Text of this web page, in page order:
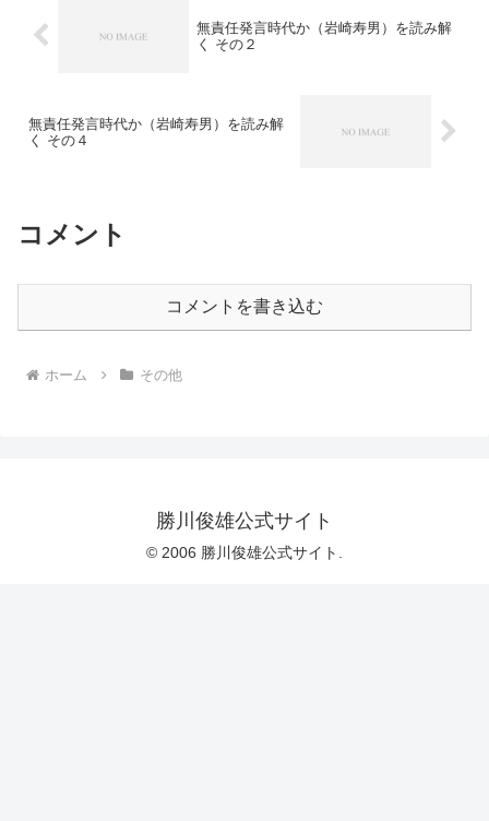
無責任発言時代か（岩崎寿男）を読み解
く その２
無責任発言時代か（岩崎寿男）を読み解
く その４
コメント
コメントを書き込む
ホーム その他
勝川俊雄公式サイト
© 2006 勝川俊雄公式サイト.